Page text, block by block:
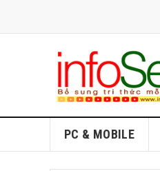
PC & MOBILE